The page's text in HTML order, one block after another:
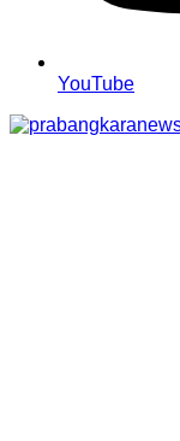
YouTube